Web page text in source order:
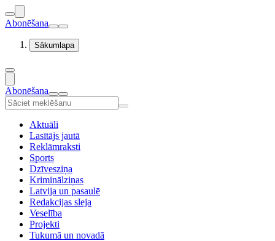
Abonēšana
Sākumlapa
Abonēšana
Aktuāli
Lasītājs jautā
Reklāmraksti
Sports
Dzīvesziņa
Kriminālziņas
Latvija un pasaulē
Redakcijas sleja
Veselība
Projekti
Tukumā un novadā